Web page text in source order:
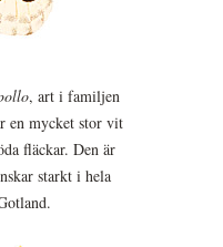
, art i familjen
mycket stor vit
fläckar. Den är
starkt i hela